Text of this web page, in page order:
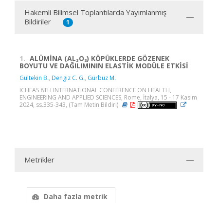
Hakemli Bilimsel Toplantılarda Yayımlanmış
Bildiriler
1
1. ALÜMİNA (AL₂O₃) KÖPÜKLERDE GÖZENEK
BOYUTU VE DAĞILIMININ ELASTİK MODÜLE ETKİSİ
Gültekin B., Dengiz C. G., Gürbüz M.
ICHEAS 8TH INTERNATIONAL CONFERENCE ON HEALTH,
ENGINEERING AND APPLIED SCIENCES, Rome, İtalya, 15 - 17 Kasım
2024, ss.335-343, (Tam Metin Bildiri)
Metrikler
Daha fazla metrik